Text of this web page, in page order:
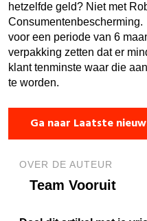
hetzelfde geld? Niet met
voor een periode van 6
verpakking zetten dat er
klant tenminste waar die
te worden.
Ga naar Laatste
OVER DE AUTEUR
Team Vooruit